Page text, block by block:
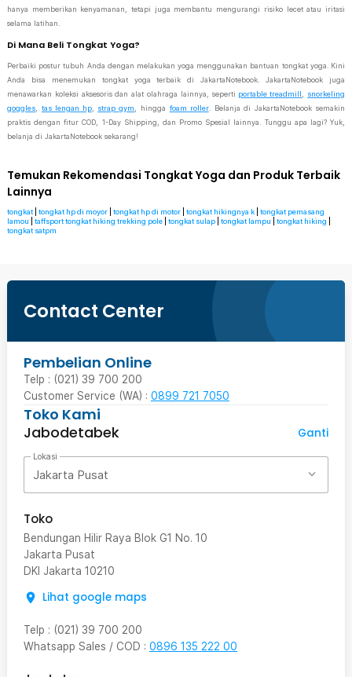
hanya memberikan kenyamanan, tetapi juga membantu mengurangi risiko lecet atau iritasi
selama latihan.
Di Mana Beli Tongkat Yoga?
Perbaiki postur tubuh Anda dengan melakukan yoga menggunakan bantuan tongkat yoga. Kini
Anda bisa menemukan tongkat yoga terbaik di JakartaNotebook. JakartaNotebook juga
menawarkan koleksi aksesoris dan alat olahraga lainnya, seperti portable treadmill
snorkeling
goggles
tas lengan hp, strap gym , hingga foam roller. Belanja di JakartaNotebook semakin
praktis dengan fitur COD, 1-Day Shipping, dan Promo Spesial lainnya. Tunggu apa lagi? Yuk,
belanja di JakartaNotebook sekarang!
Temukan Rekomendasi Tongkat Yoga dan Produk Terbaik
Lainnya
tongkat tongkat hp di moyor tongkat hp di motor tongkat hikingnya k
tongkat pemasang
lamou
taffsport tongkat hiking trekking pole tongkat sulap tongkat lampu tongkat hiking
tongkat satpm
Contact Center
Pembelian Online
Telp : (021) 39 700 200
Customer Service (WA) : 0899 721 7050
Toko Kami
Jabodetabek
Ganti
Lokasi
Jakarta Pusat
Toko
Bendungan Hilir Raya Blok G1 No. 10
Jakarta Pusat
DKI Jakarta 10210
Lihat google maps
Telp : (021) 39 700 200
Whatsapp Sales / COD : 0896 135 222 00